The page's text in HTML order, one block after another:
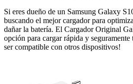
Si eres dueño de un Samsung Galaxy
buscando el mejor cargador para
dañar la batería. El Cargador Original
opción para cargar rápida y seguramente
ser compatible con otros dispositivos!